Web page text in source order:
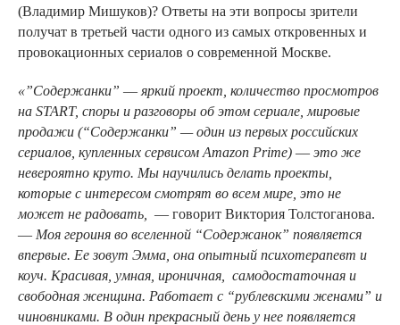
(Владимир Мишуков)? Ответы на эти вопросы зрители
получат в третьей части одного из самых откровенных и
провокационных сериалов о современной Москве.
«”Содержанки” — яркий проект, количество просмотров
на START, споры и разговоры об этом сериале, мировые
продажи (“Содержанки” — один из первых российских
сериалов, купленных сервисом Amazon Prime) — это же
невероятно круто. Мы научились делать проекты,
которые с интересом смотрят во всем мире, это не
может не радовать, — говорит Виктория Толстоганова.
— Моя героиня во вселенной “Содержанок” появляется
впервые. Ее зовут Эмма, она опытный психотерапевт и
коуч. Красивая, умная, ироничная, самодостаточная и
свободная женщина. Работает с “рублевскими женами” и
чиновниками. В один прекрасный день у нее появляется